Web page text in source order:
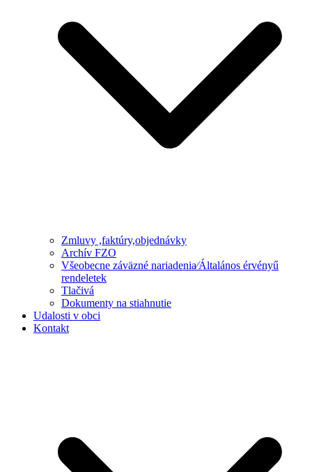
Zmluvy ,faktúry,objednávky
Archív FZO
Všeobecne záväzné nariadenia⁄Általános érvényű
rendeletek
Tlačivá
Dokumenty na stiahnutie
Udalosti v obci
Kontakt